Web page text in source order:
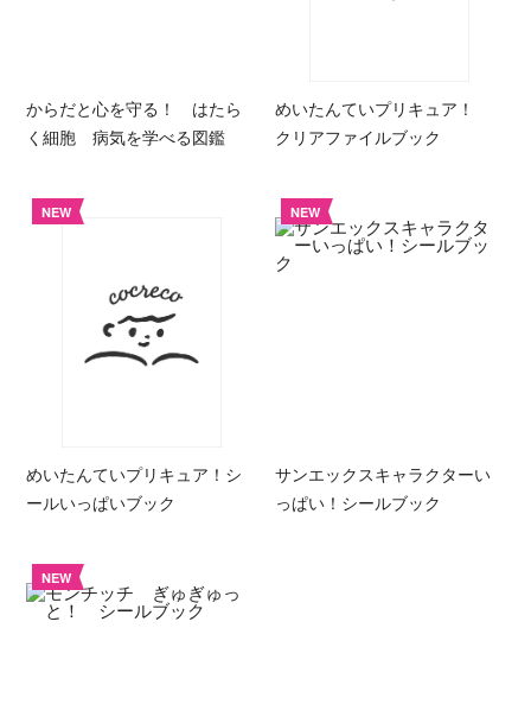
からだと心を守る！ はたら
く細胞 病気を学べる図鑑
めいたんていプリキュア！
クリアファイルブック
NEW
めいたんていプリキュア！シ
ールいっぱいブック
NEW
サンエックスキャラクターい
っぱい！シールブック
NEW